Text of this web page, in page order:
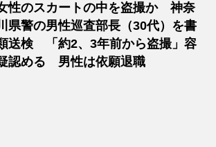
性のスカートの中を盗撮か 神奈
県警の男性巡査部長（30代）を書
送検 「約2、3年前から盗撮」容
認める 男性は依願退職